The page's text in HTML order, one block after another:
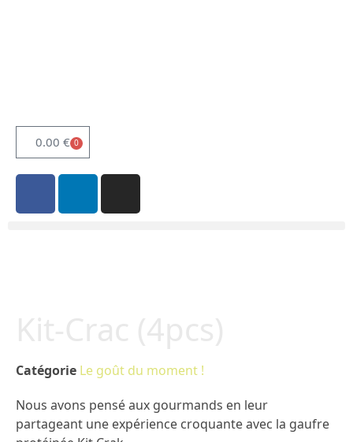
0.00 € 0
Catégorie Le goût du moment !
Nous avons pensé aux gourmands en leur
partageant une expérience croquante avec la gaufre